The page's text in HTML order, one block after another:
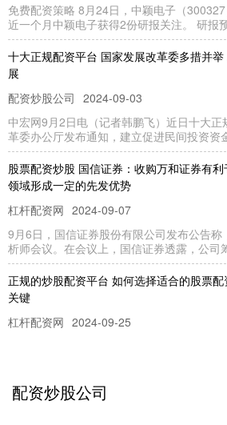
免费配资策略 8月24日，中颖电子（
近一个月中颖电子获得2份研报关注。 研报
十大正规配资平台 国家发展改革委多措并
展
配资炒股公司 2024-09-03
中宏网9月2日电（记者韩鹏飞）近日十大
革委办公厅发布通知，建立促进民间投资资
股票配资炒股 国信证券：收购万和证券有
领域形成一定的先发优势
杠杆配资网 2024-09-07
9月6日，国信证券股份有限公司发布公告
析师会议。在会议上，国信证券透露，公司
正规的炒股配资平台 如何选择适合的股票
关键
杠杆配资网 2024-09-25
济南银环期货配资公司 如何选择适合的股票
配资炒股公司